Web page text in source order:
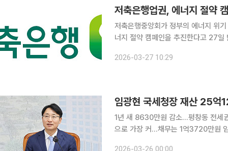
저축은행업권, 에너지 절약
저축은행중앙회가 정부의 에너지 위
너지 절약 캠페인을 추진한다고 27일 밝혔다. 이번 캠페인은 중동 사태 장기화
다. 중앙회는 차량 5부제 시행과 함
2026-03-27 10:29
1년 새 8630만원 감소…평창동 전세
으로 가장 커…채무는 1억3720만원 임광현 국세청장이 올해 정기 재산변동 신고에서 25억1203만
2026-03-26 00:00